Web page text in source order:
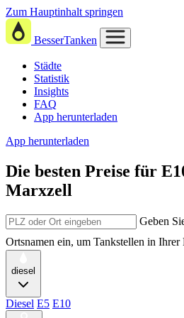
Zum Hauptinhalt springen
BesserTanken
Städte
Statistik
Insights
FAQ
App herunterladen
App herunterladen
Die besten Preise für
Marxzell
Geben
Ortsnamen ein, um Tankstellen in Ihrer
diesel
Diesel E5 E10